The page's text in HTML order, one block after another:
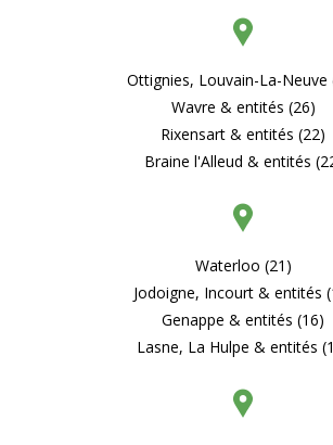
Ottignies, Louvain-La-Neuve
Wavre & entités (26)
Rixensart & entités (22)
Braine l'Alleud & entités
Waterloo (21)
Jodoigne, Incourt & entités
Genappe & entités (16)
Lasne, La Hulpe & entités